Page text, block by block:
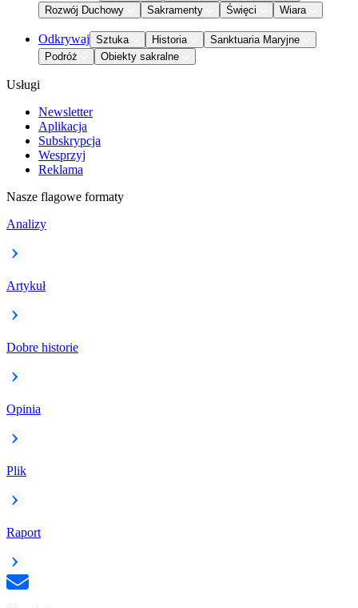
Rozwój Duchowy
Sakramenty Święci Wiara
Odkrywaj Sztuka Historia
Sanktuaria Maryjne
Podróż
Obiekty sakralne
Usługi
Newsletter
Aplikacja
Subskrypcja
Wesprzyj
Reklama
Nasze flagowe formaty
Analizy
Artykuł
Dobre historie
Opinia
Plik
Raport